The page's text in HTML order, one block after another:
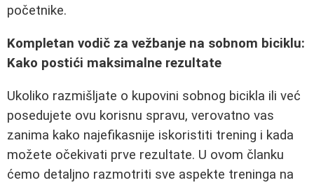
početnike.
Kompletan vodič za vežbanje na sobnom biciklu:
Kako postići maksimalne rezultate
Ukoliko razmišljate o kupovini sobnog bicikla ili već
posedujete ovu korisnu spravu, verovatno vas
zanima kako najefikasnije iskoristiti trening i kada
možete očekivati prve rezultate. U ovom članku
ćemo detaljno razmotriti sve aspekte treninga na